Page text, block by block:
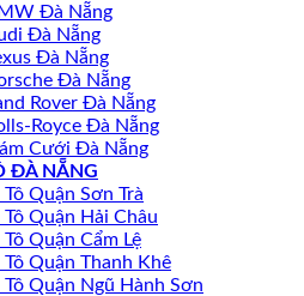
Đà Nẵng
Đà Nẵng
Đà Nẵng
Đà Nẵng
Rover Đà Nẵng
Royce Đà Nẵng
Cưới Đà Nẵng
ĐÀ NẴNG
Quận Sơn Trà
Quận Hải Châu
Quận Cẩm Lệ
Quận Thanh Khê
Quận Ngũ Hành Sơn